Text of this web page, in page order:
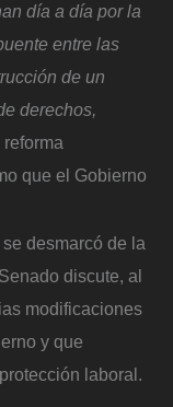
día a día por la
entre las
de un
derechos,
que el Gobierno
desmarcó de la
discute, al
modificaciones
y que
laboral.